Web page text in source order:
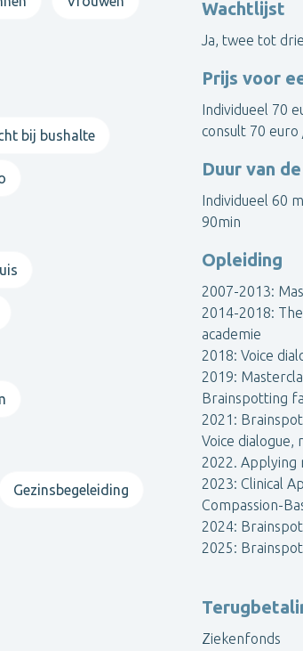
vormen van zingeving, filosofie,
heeft aangeraden of als je zelfstandig
jongvolwassenen vanaf 18 jaar en
van psychotherapie bij personen met
therapie in Brugge in de groepspraktijk
terecht!
Contacteer Elfi
Toon alle psychologen
bij bushalte
Gezinsbegeleiding
Wachtlijst
Ja, twee tot
Prijs voor
Individueel 70
consult 70
Duur van
Individueel 60
90min
Opleiding
2007-2013:
2014-2018:
academie
2018: Voice
2019:
Brainspotting
2021:
Voice dialogue,
2022. Applying
2023: Clinical
Compassion-
2024:
2025:
Ziekenfonds